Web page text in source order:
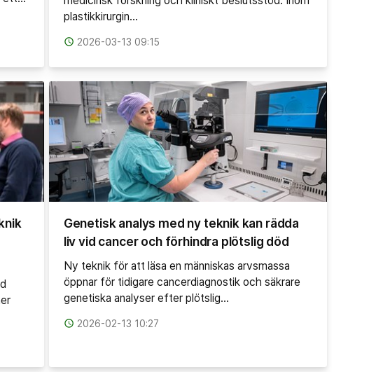
plastikkirurgin…
access_time 2026-03-13 09:15
Genetisk analys med ny teknik kan rädda
liv vid cancer och förhindra plötslig död
Ny teknik för att läsa en människas arvsmassa
öppnar för tidigare cancerdiagnostik och säkrare
genetiska analyser efter plötslig…
access_time 2026-02-13 10:27